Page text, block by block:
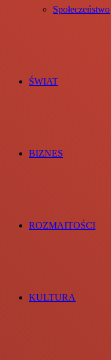
Społeczeństwo
ŚWIAT
BIZNES
ROZMAITOŚCI
KULTURA